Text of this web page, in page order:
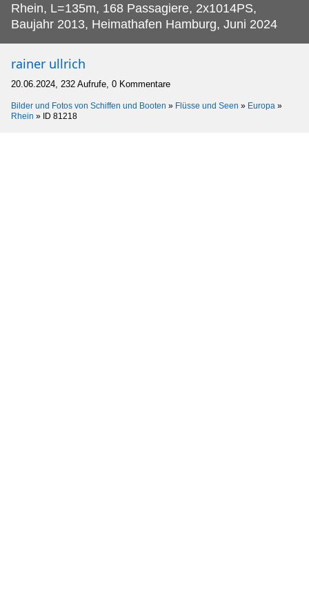
Rhein, L=135m, 168 Passagiere, 2x1014PS,
Baujahr 2013, Heimathafen Hamburg, Juni 2024
rainer ullrich
20.06.2024, 232 Aufrufe, 0 Kommentare
Bilder und Fotos von Schiffen und Booten » Flüsse und Seen » Europa »
Rhein » ID 81218